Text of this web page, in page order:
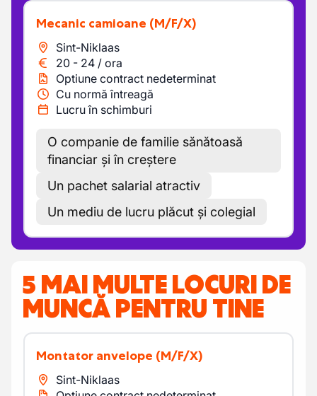
Mecanic camioane (M/F/X)
Sint-Niklaas
20 - 24 / ora
Optiune contract nedeterminat
Cu normă întreagă
Lucru în schimburi
O companie de familie sănătoasă
financiar și în creștere
Un pachet salarial atractiv
Un mediu de lucru plăcut și colegial
5 MAI MULTE LOCURI DE
MUNCĂ PENTRU TINE
Montator anvelope (M/F/X)
Sint-Niklaas